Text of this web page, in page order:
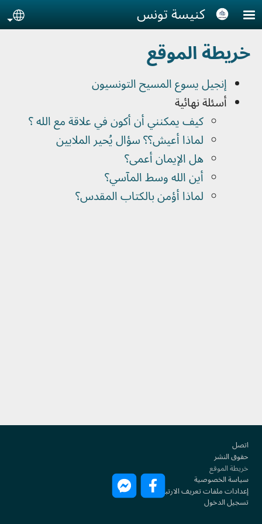
Skip to main content
كنيسة تونس
خريطة الموقع
إنجيل يسوع المسيح التونسيون
أسئلة نهائية
كيف يمكنني أن أكون في علاقة مع الله ؟
لماذا أعيش؟؟ سؤال يُحير الملايين
هل الإيمان أعمى؟
أين الله وسط المآسي؟
لماذا أؤمن بالكتاب المقدس؟
اتصل
حقوق النشر
خريطة الموقع
سياسة الخصوصية
إعدادات ملفات تعريف الارتباط
تسجيل الدخول